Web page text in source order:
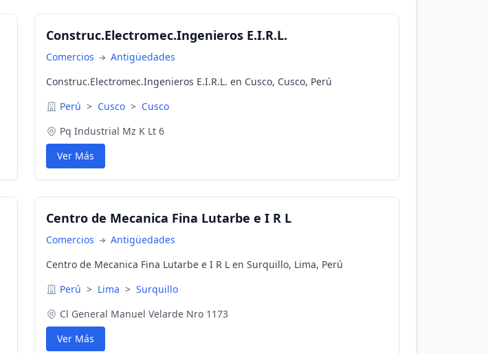
Construc.Electromec.Ingenieros E.I.R.L.
Comercios
Antigüedades
Construc.Electromec.Ingenieros E.I.R.L. en Cusco, Cusco, Perú
Perú > Cusco > Cusco
Pq Industrial Mz K Lt 6
Ver Más
Centro de Mecanica Fina Lutarbe e I R L
Comercios
Antigüedades
Centro de Mecanica Fina Lutarbe e I R L en Surquillo, Lima, Perú
Perú > Lima > Surquillo
Cl General Manuel Velarde Nro 1173
Ver Más